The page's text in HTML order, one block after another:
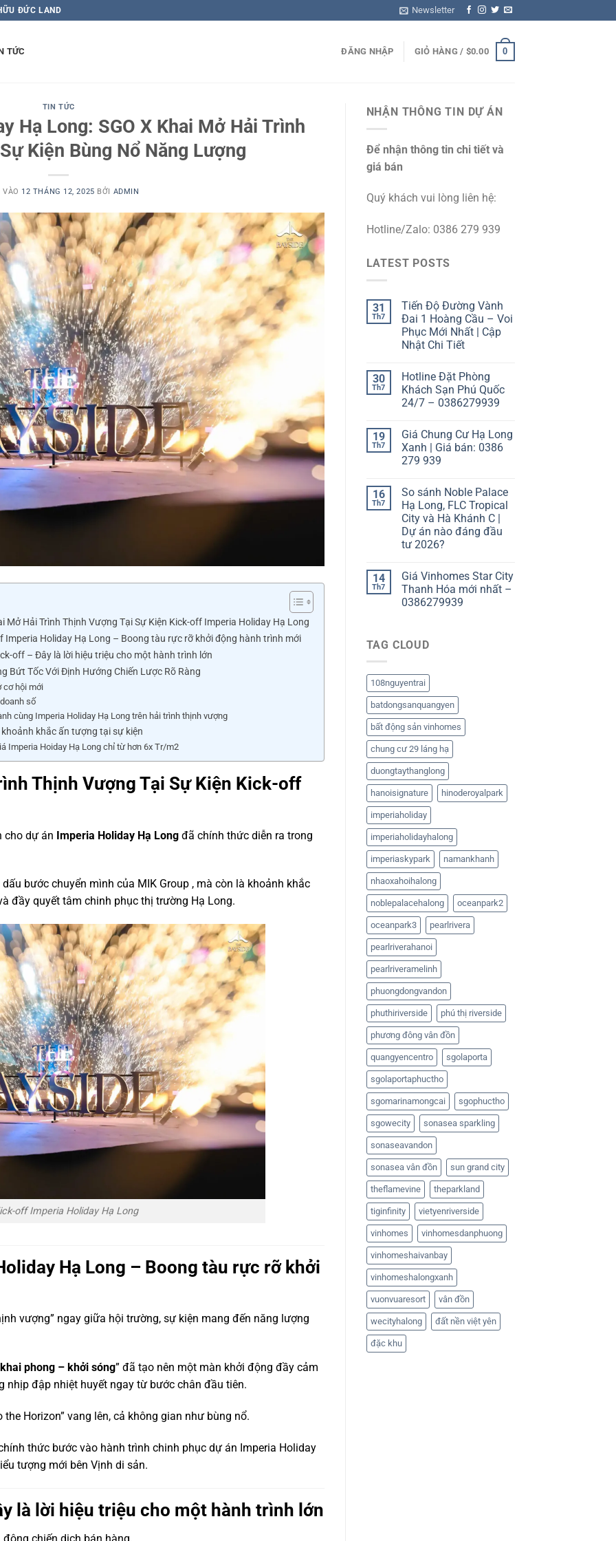
ĐỨC LAND Newsletter
TỨC ĐĂNG NHẬP GIỎ HÀNG / $0.00 0
TIN TỨC
Hạ Long: SGO X Khai Mở Hải Trình
Kiện Bùng Nổ Năng Lượng
12 THÁNG 12, 2025 BỞI ADMIN
Mở Hải Trình Thịnh Vượng Tại Sự Kiện Kick-off Imperia Holiday Hạ Long
Imperia Holiday Hạ Long – Boong tàu rực rỡ khởi động hành trình mới
off – Đây là lời hiệu triệu cho một hành trình lớn
Bứt Tốc Với Định Hướng Chiến Lược Rõ Ràng
cơ hội mới
số
cùng Imperia Holiday Hạ Long trên hải trình thịnh vượng
khắc ấn tượng tại sự kiện
Imperia Hoiday Hạ Long chỉ từ hơn 6x Tr/m2
Thịnh Vượng Tại Sự Kiện Kick-off
cho dự án Imperia Holiday Hạ Long đã chính thức diễn ra trong
bước chuyển mình của MIK Group , mà còn là khoảnh khắc
đầy quyết tâm chinh phục thị trường Hạ Long.
off Imperia Holiday Hạ Long
Hạ Long – Boong tàu rực rỡ khởi
vượng” ngay giữa hội trường, sự kiện mang đến năng lượng
khai phong – khởi sóng” đã tạo nên một màn khởi động đầy cảm
nhịp đập nhiệt huyết ngay từ bước chân đầu tiên.
Horizon” vang lên, cả không gian như bùng nổ.
thức bước vào hành trình chinh phục dự án Imperia Holiday
tượng mới bên Vịnh di sản.
là lời hiệu triệu cho một hành trình lớn
NHẬN THÔNG TIN DỰ ÁN
Để nhận thông tin chi tiết và
giá bán
Quý khách vui lòng liên hệ:
Hotline/Zalo: 0386 279 939
LATEST POSTS
31
Th7
Tiến Độ Đường Vành
Đai 1 Hoàng Cầu – Voi
Phục Mới Nhất | Cập
Nhật Chi Tiết
30
Th7
Hotline Đặt Phòng
Khách Sạn Phú Quốc
24/7 – 0386279939
19
Th7
Giá Chung Cư Hạ Long
Xanh | Giá bán: 0386
279 939
16
Th7
So sánh Noble Palace
Hạ Long, FLC Tropical
City và Hà Khánh C |
Dự án nào đáng đầu
tư 2026?
14
Th7
Giá Vinhomes Star City
Thanh Hóa mới nhất –
0386279939
TAG CLOUD
108nguyentrai
batdongsanquangyen
bất động sản vinhomes
chung cư 29 láng hạ
duongtaythanglong
hanoisignature hinoderoyalpark
imperiaholiday
imperiaholidayhalong
imperiaskypark namankhanh
nhaoxahoihalong
noblepalacehalong oceanpark2
oceanpark3 pearlrivera
pearlriverahanoi
pearlriveramelinh
phuongdongvandon
phuthiriverside phú thị riverside
phương đông vân đồn
quangyencentro sgolaporta
sgolaportaphuctho
sgomarinamongcai sgophuctho
sgowecity sonasea sparkling
sonaseavandon
sonasea vân đồn sun grand city
theflamevine theparkland
tiginfinity vietyenriverside
vinhomes vinhomesdanphuong
vinhomeshaivanbay
vinhomeshalongxanh
vuonvuaresort vân đồn
wecityhalong đất nền việt yên
đặc khu